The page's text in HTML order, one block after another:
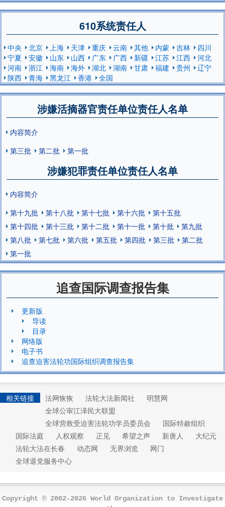
610系统责任人
中央 北京 上海 天津 重庆 云南 其他 内蒙 吉林
四川
宁夏
安徽 山东 山西 广东 广西 新疆 江苏 江西
河北
河南
浙江 海南 海外 湖北 湖南 甘肃 福建 贵州
辽宁
陕西
青海 黑龙江 香港 全国
涉嫌活摘器官责任单位责任人名单
内容简介
第三批
第二批 第一批
涉嫌犯罪责任单位责任人名单
内容简介
第十九批
第十八批 第十七批 第十六批
第十五批
第十四批
第十三批 第十二批 第十一批 第十批
第九批
第八批
第七批 第六批 第五批 第四批 第三批
第二批
第一批
追查国际调查报告集
更新版
导读
目录
网络版
电子书
追查迫害法轮功国际组织调查报告集
相关链接 法网恢恢 法轮大法新闻社
明慧网
全球公审江泽民大联盟
全球营救受迫害法轮功学员委员会
国际特赦组织
国际法庭
人权观察 正见 希望之声 新唐人
大纪元
法轮大法在长春
动态网 无界浏览
网门
全球退党服务中心
Copyright © 2002-2026 World Organization to Investigate